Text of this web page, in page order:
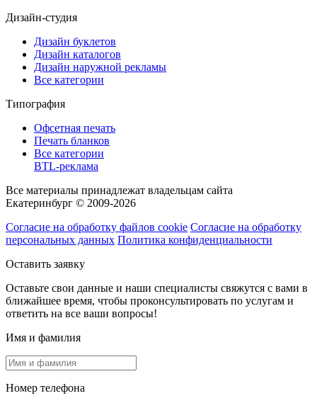
Дизайн-студия
Дизайн буклетов
Дизайн каталогов
Дизайн наружной рекламы
Все категории
Типография
Офсетная печать
Печать бланков
Все категории
BTL-реклама
Все материалы принадлежат владельцам сайта
Екатеринбург © 2009-2026
Согласие на обработку файлов cookie Согласие на обработку
персональных данных Политика конфиденциальности
Оставить заявку
Оставьте свои данные и наши специалисты свяжутся с вами в
ближайшее время, чтобы проконсультировать по услугам и
ответить на все ваши вопросы!
Имя и фамилия
Номер телефона